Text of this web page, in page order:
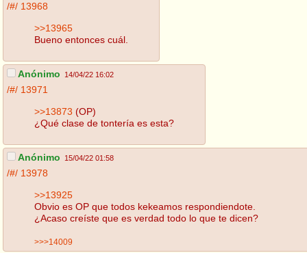
/#/ 13968
>>13965
Bueno entonces cuál.
Anónimo 14/04/22 16:02
/#/ 13971
>>13873 (OP)
¿Qué clase de tontería es esta?
Anónimo 15/04/22 01:58
/#/ 13978
>>13925
Obvio es OP que todos kekeamos respondiendote.
¿Acaso creíste que es verdad todo lo que te dicen?
>>>14009